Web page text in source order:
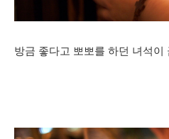
방금 좋다고 뽀뽀를 하던 녀석